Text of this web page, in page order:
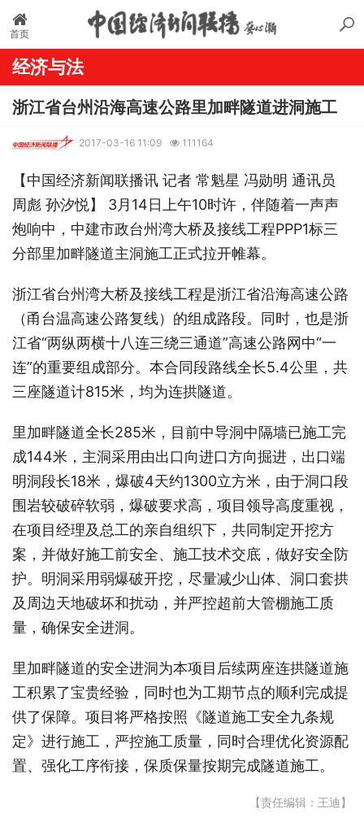
首页
经济与法
浙江省台州沿海高速公路里加畔隧道进洞施工
2017-03-16 11:09 111164
【中国经济新闻联播讯 记者 常魁星 冯勋明 通讯员
周彪 孙汐悦】 3月14日上午10时许，伴随着一声声
炮响中，中建市政台州湾大桥及接线工程PPP1标三
分部里加畔隧道主洞施工正式拉开帷幕。
浙江省台州湾大桥及接线工程是浙江省沿海高速公路
（甬台温高速公路复线）的组成路段。同时，也是浙
江省“两纵两横十八连三绕三通道”高速公路网中“一
连”的重要组成部分。本合同段路线全长5.4公里，共
三座隧道计815米，均为连拱隧道。
里加畔隧道全长285米，目前中导洞中隔墙已施工完
成144米，主洞采用由出口向进口方向掘进，出口端
明洞段长18米，爆破4天约1300立方米，由于洞口段
围岩较破碎软弱，爆破要求高，项目领导高度重视，
在项目经理及总工的亲自组织下，共同制定开挖方
案，并做好施工前安全、施工技术交底，做好安全防
护。明洞采用弱爆破开挖，尽量减少山体、洞口套拱
及周边天地破坏和扰动，并严控超前大管棚施工质
量，确保安全进洞。
里加畔隧道的安全进洞为本项目后续两座连拱隧道施
工积累了宝贵经验，同时也为工期节点的顺利完成提
供了保障。项目将严格按照《隧道施工安全九条规
定》进行施工，严控施工质量，同时合理优化资源配
置、强化工序衔接，保质保量按期完成隧道施工。
【责任编辑：王迪】